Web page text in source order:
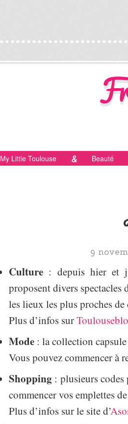
My Little Toulouse Beauté
9
Culture : depuis hier et
proposent divers spectacles
les lieux les plus proches de
Plus d’infos sur
Mode : la collection
Vous pouvez commencer à
Shopping : plusieurs
commencer vos emplettes
Plus d’infos sur le site d’